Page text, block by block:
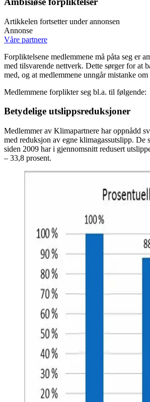
Artikkelen fortsetter under annonsen
Annonse
Våre partnere
Forpliktelsene medlemmene må påta seg er
med tilsvarende nettverk. Dette sørger for at
med, og at medlemmene unngår mistanke
Medlemmene forplikter seg bl.a. til følgende:
Betydelige utslippsreduksjoner
Medlemmer av Klimapartnere har oppnådd
med reduksjon av egne klimagassutslipp. De
siden 2009 har i gjennomsnitt redusert
– 33,8 prosent.